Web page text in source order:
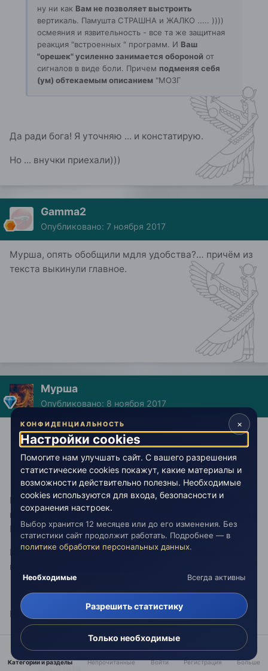
ну ни как Вам не позволяет выстроить
вертикаль. Памушта СТРАШНА и ЖАЛКО ..... ))))
осмеяния и язвительность - все та же защитная
реакция "встроенных " программ. И Ваш
"орешек" усиленно занимается обороной от
сигналов в виде боли. Причем подменяя себя
(ум) обтекаемым описанием "МОЗГ
Да ради бога! Я уточняю ... и констатирую.
Но ... внучки приехали)))
Gamma2
Опубликовано: 7 ноября 2017
Мурша, опять обобщили мдля удобства?… причём из
текста выкинули главное.
Мурша
Опубликовано: 8 ноября 2017
Цитата
Тысячу раз извиняюсь, что захожу в чужую тему,
но мне есть что сказать.
Кстати, мне тоже Вам есть. что сказать))) Искала-
искала тему, в которой отреагировала, но не успела)))
Вы сами появились)))
И уж конечно извиняться ни к чему, тем более мною
взяты обязательства не нападать.
Но сначала Гамме и Легенде отвечу.
Цитата
Категории и разделы Непрочитанные Войти Регистрация Больше
×
КОНФИДЕНЦИАЛЬНОСТЬ
Настройки cookies
Помогите нам улучшать сайт. С вашего разрешения
статистические cookies покажут, какие материалы и
возможности действительно полезны. Необходимые
cookies используются для входа, безопасности и
сохранения настроек.
Выбор хранится 12 месяцев или до его изменения. Без
статистики сайт продолжит работать. Подробнее — в
политике обработки персональных данных.
Необходимые Всегда активны
Разрешить статистику
Только необходимые